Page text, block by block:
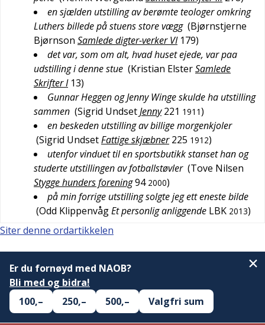
en sjælden utstilling av berømte teologer omkring
Luthers billede på stuens store vægg (Bjørnstjerne
Bjørnson Samlede digter-verker VI 179)
det var, som om alt, hvad huset ejede, var paa
udstilling i denne stue (Kristian ElsterSamlede
Skrifter I 13)
Gunnar Heggen og Jenny Winge skulde ha utstilling
sammen (Sigrid UndsetJenny 221 1911)
en beskeden utstilling av billige morgenkjoler
(Sigrid UndsetFattige skjæbner 225 1912)
utenfor vinduet til en sportsbutikk stanset han og
studerte utstillingen av fotballstøvler (Tove Nilsen
Stygge hunders forening94 2000)
på min forrige utstilling solgte jeg ett eneste bilde
(Odd KlippenvågEt personlig anliggende LBK 2013)
Siter denne ordartikkelen
Er du fornøyd med NAOB?
Bli med og bidra!
100,–
250,– 500,– Valgfri sum